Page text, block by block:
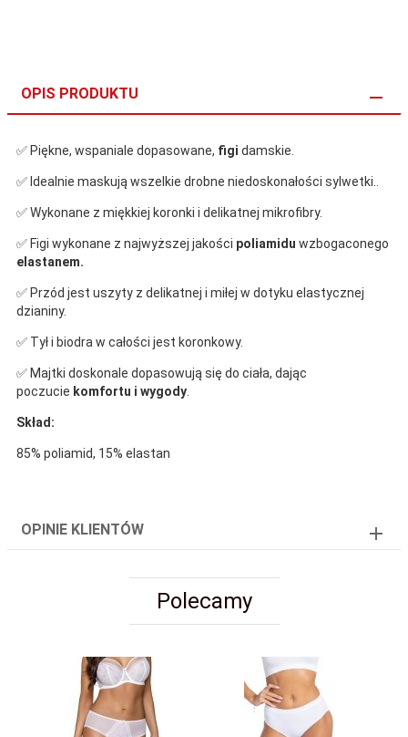
OPIS PRODUKTU
✅ Piękne, wspaniale dopasowane, figi damskie.
✅ Idealnie maskują wszelkie drobne niedoskonałości sylwetki..
✅ Wykonane z miękkiej koronki i delikatnej mikrofibry.
✅ Figi wykonane z najwyższej jakości poliamidu wzbogaconego
elastanem.
✅ Przód jest uszyty z delikatnej i miłej w dotyku elastycznej
dzianiny.
✅ Tył i biodra w całości jest koronkowy.
✅ Majtki doskonale dopasowują się do ciała, dając
poczucie komfortu i wygody
Skład:
85% poliamid, 15% elastan
OPINIE KLIENTÓW
Polecamy